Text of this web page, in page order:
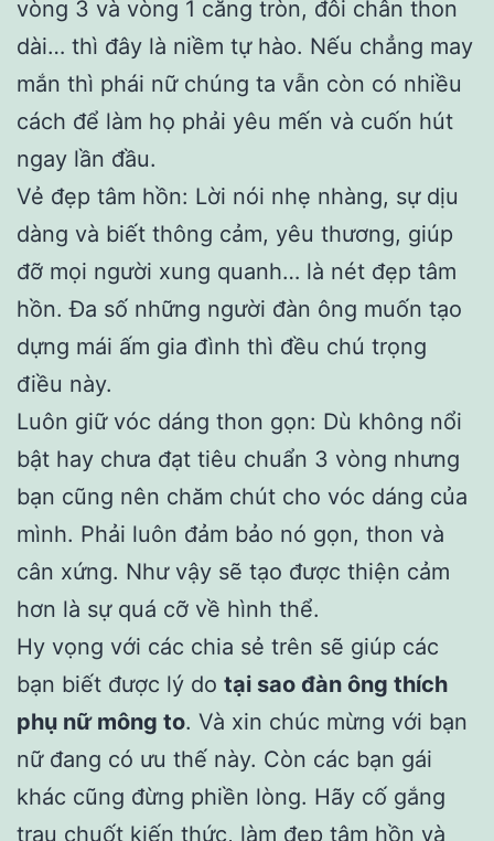
vòng 3 và vòng 1 căng tròn, đôi chân thon
dài… thì đây là niềm tự hào. Nếu chẳng may
mắn thì phái nữ chúng ta vẫn còn có nhiều
cách để làm họ phải yêu mến và cuốn hút
ngay lần đầu.
Vẻ đẹp tâm hồn: Lời nói nhẹ nhàng, sự dịu
dàng và biết thông cảm, yêu thương, giúp
đỡ mọi người xung quanh… là nét đẹp tâm
hồn. Đa số những người đàn ông muốn tạo
dựng mái ấm gia đình thì đều chú trọng
điều này.
Luôn giữ vóc dáng thon gọn: Dù không nổi
bật hay chưa đạt tiêu chuẩn 3 vòng nhưng
bạn cũng nên chăm chút cho vóc dáng của
mình. Phải luôn đảm bảo nó gọn, thon và
cân xứng. Như vậy sẽ tạo được thiện cảm
hơn là sự quá cỡ về hình thể.
Hy vọng với các chia sẻ trên sẽ giúp các
bạn biết được lý do tại sao đàn ông thích
phụ nữ mông to. Và xin chúc mừng với bạn
nữ đang có ưu thế này. Còn các bạn gái
khác cũng đừng phiền lòng. Hãy cố gắng
trau chuốt kiến thức, làm đẹp tâm hồn và